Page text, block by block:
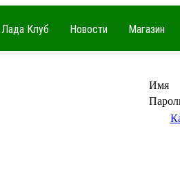
Лада Клуб Новости Магазин
Имя